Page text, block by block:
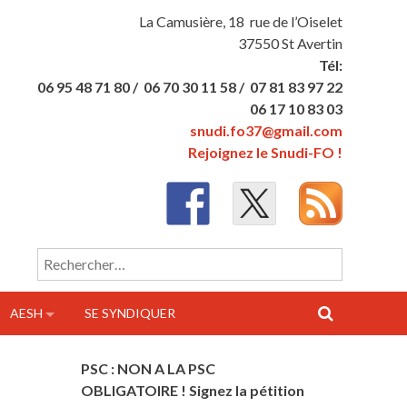
La Camusière, 18 rue de l’Oiselet
37550 St Avertin
Tél:
06 95 48 71 80 / 06 70 30 11 58 / 07 81 83 97 22
06 17 10 83 03
snudi.fo37@gmail.com
Rejoignez le Snudi-FO !
Rechercher :
AESH SE SYNDIQUER
PSC : NON A LA PSC
OBLIGATOIRE ! Signez la pétition